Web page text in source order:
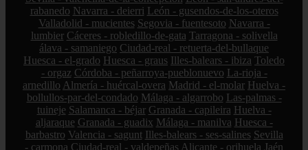
rabanedo Navarra - deierri León - gusendos-de-los-oteros
Valladolid - mucientes Segovia - fuentesoto Navarra -
lumbier Cáceres - robledillo-de-gata Tarragona - solivella
álava - samaniego Ciudad-real - retuerta-del-bullaque
Huesca - el-grado Huesca - graus Illes-balears - ibiza Toledo
- orgaz Córdoba - peñarroya-pueblonuevo La-rioja -
arnedillo Almería - huércal-overa Madrid - el-molar Huelva -
bollullos-par-del-condado Málaga - algarrobo Las-palmas -
tuineje Salamanca - béjar Granada - capileira Huelva -
aljaraque Granada - guadix Málaga - manilva Huesca -
barbastro Valencia - sagunt Illes-balears - ses-salines Sevilla
- carmona Ciudad-real - valdepeñas Alicante - orihuela Jaén